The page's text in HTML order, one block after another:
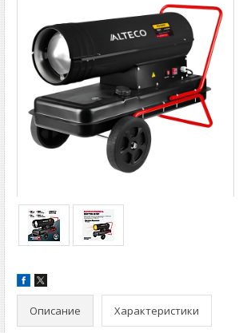
Описание Характеристики